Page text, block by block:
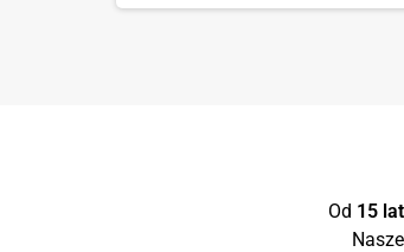
Od 15 lat